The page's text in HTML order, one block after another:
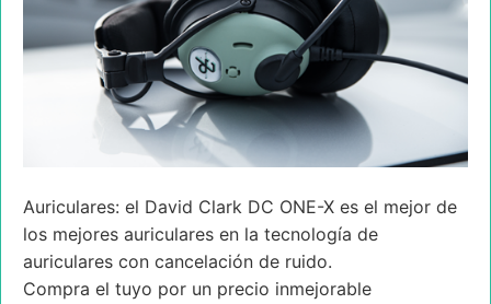
Auriculares: el David Clark DC ONE-X es el mejor de
los mejores auriculares en la tecnología de
auriculares con cancelación de ruido.
Compra el tuyo por un precio inmejorable